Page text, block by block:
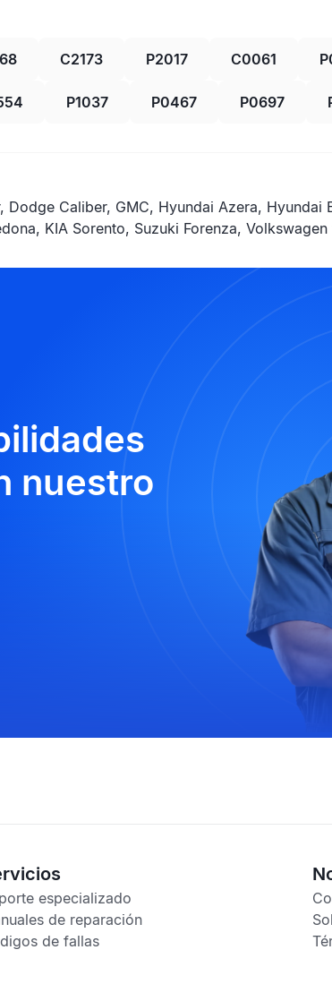
C2173 P2017 C0061
P1037 P0467 P0697
Dodge Caliber, GMC, Hyundai Azera, Hyundai
KIA Sorento, Suzuki Forenza,
nuestro
especializado
de reparación
de fallas